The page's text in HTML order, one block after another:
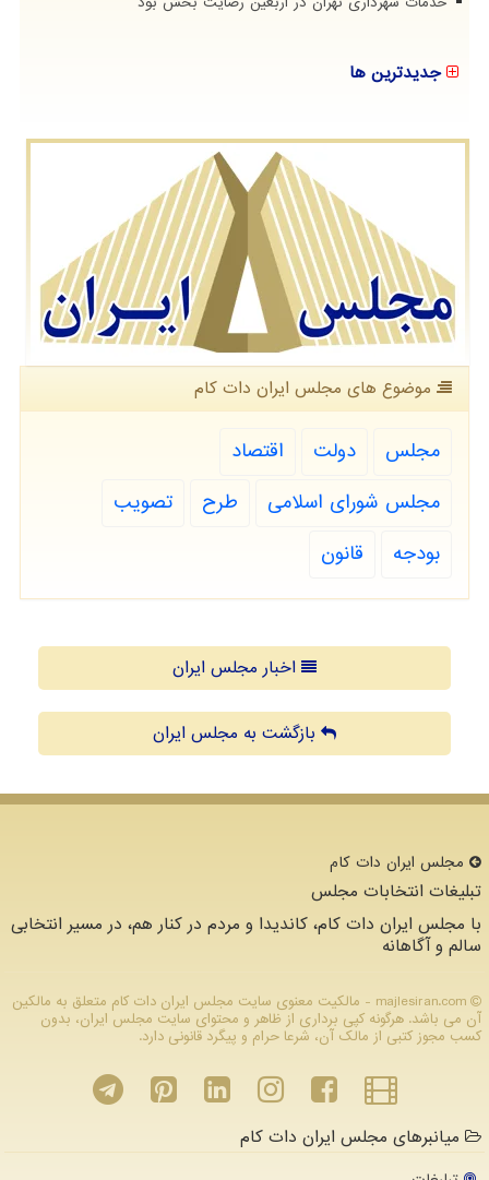
جدیدترین ها
موضوع های مجلس ایران دات كام
مجلس دولت
اقتصاد
مجلس شورای اسلامی
طرح
تصویب
بودجه
قانون
اخبار مجلس ایران
بازگشت به مجلس ایران
مجلس ایران دات كام
تبلیغات انتخابات مجلس
با مجلس ایران دات کام، کاندیدا و مردم در کنار هم، در مسیر انتخابی
سالم و آگاهانه
majlesiran.com - مالکیت معنوی سایت مجلس ایران دات كام متعلق به مالکین
آن می باشد. هرگونه کپی برداری از ظاهر و محتوای سایت مجلس ایران، بدون
کسب مجوز کتبی از مالک آن، شرعا حرام و پیگرد قانونی دارد.
میانبرهای مجلس ایران دات کام